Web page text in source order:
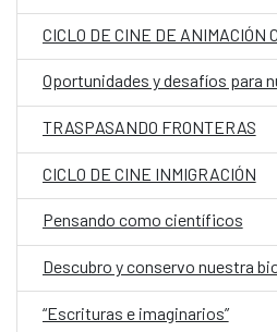
CICLO DE CINE DE ANIMACIÓN
TRASPASANDO FRONTERAS
CICLO DE CINE INMIGRACIÓN
Pensando como científicos
Descubro y conservo nuestra
“Escrituras e imaginarios”